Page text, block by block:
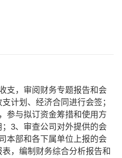
支，审阅财务专题报告和会
计划、经济合同进行会签；
参与拟订资金筹措和使用方
3、审查公司对外提供的会
本部和各下属单位上报的会
，编制财务综合分析报告和